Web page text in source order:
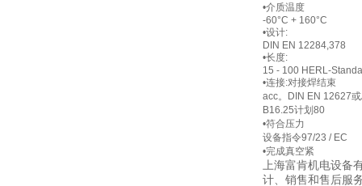
•介质温度
-60°C + 160°C
•设计:
DIN EN 12284,378
•长度:
15 - 100 HERL-
•连接:对接焊结束
acc。
DIN EN 12627
B16.25计划80
•符合压力
设备指令97/23 / EC
•完成真空紧
上海富肯机电设备
计、销售和售后服